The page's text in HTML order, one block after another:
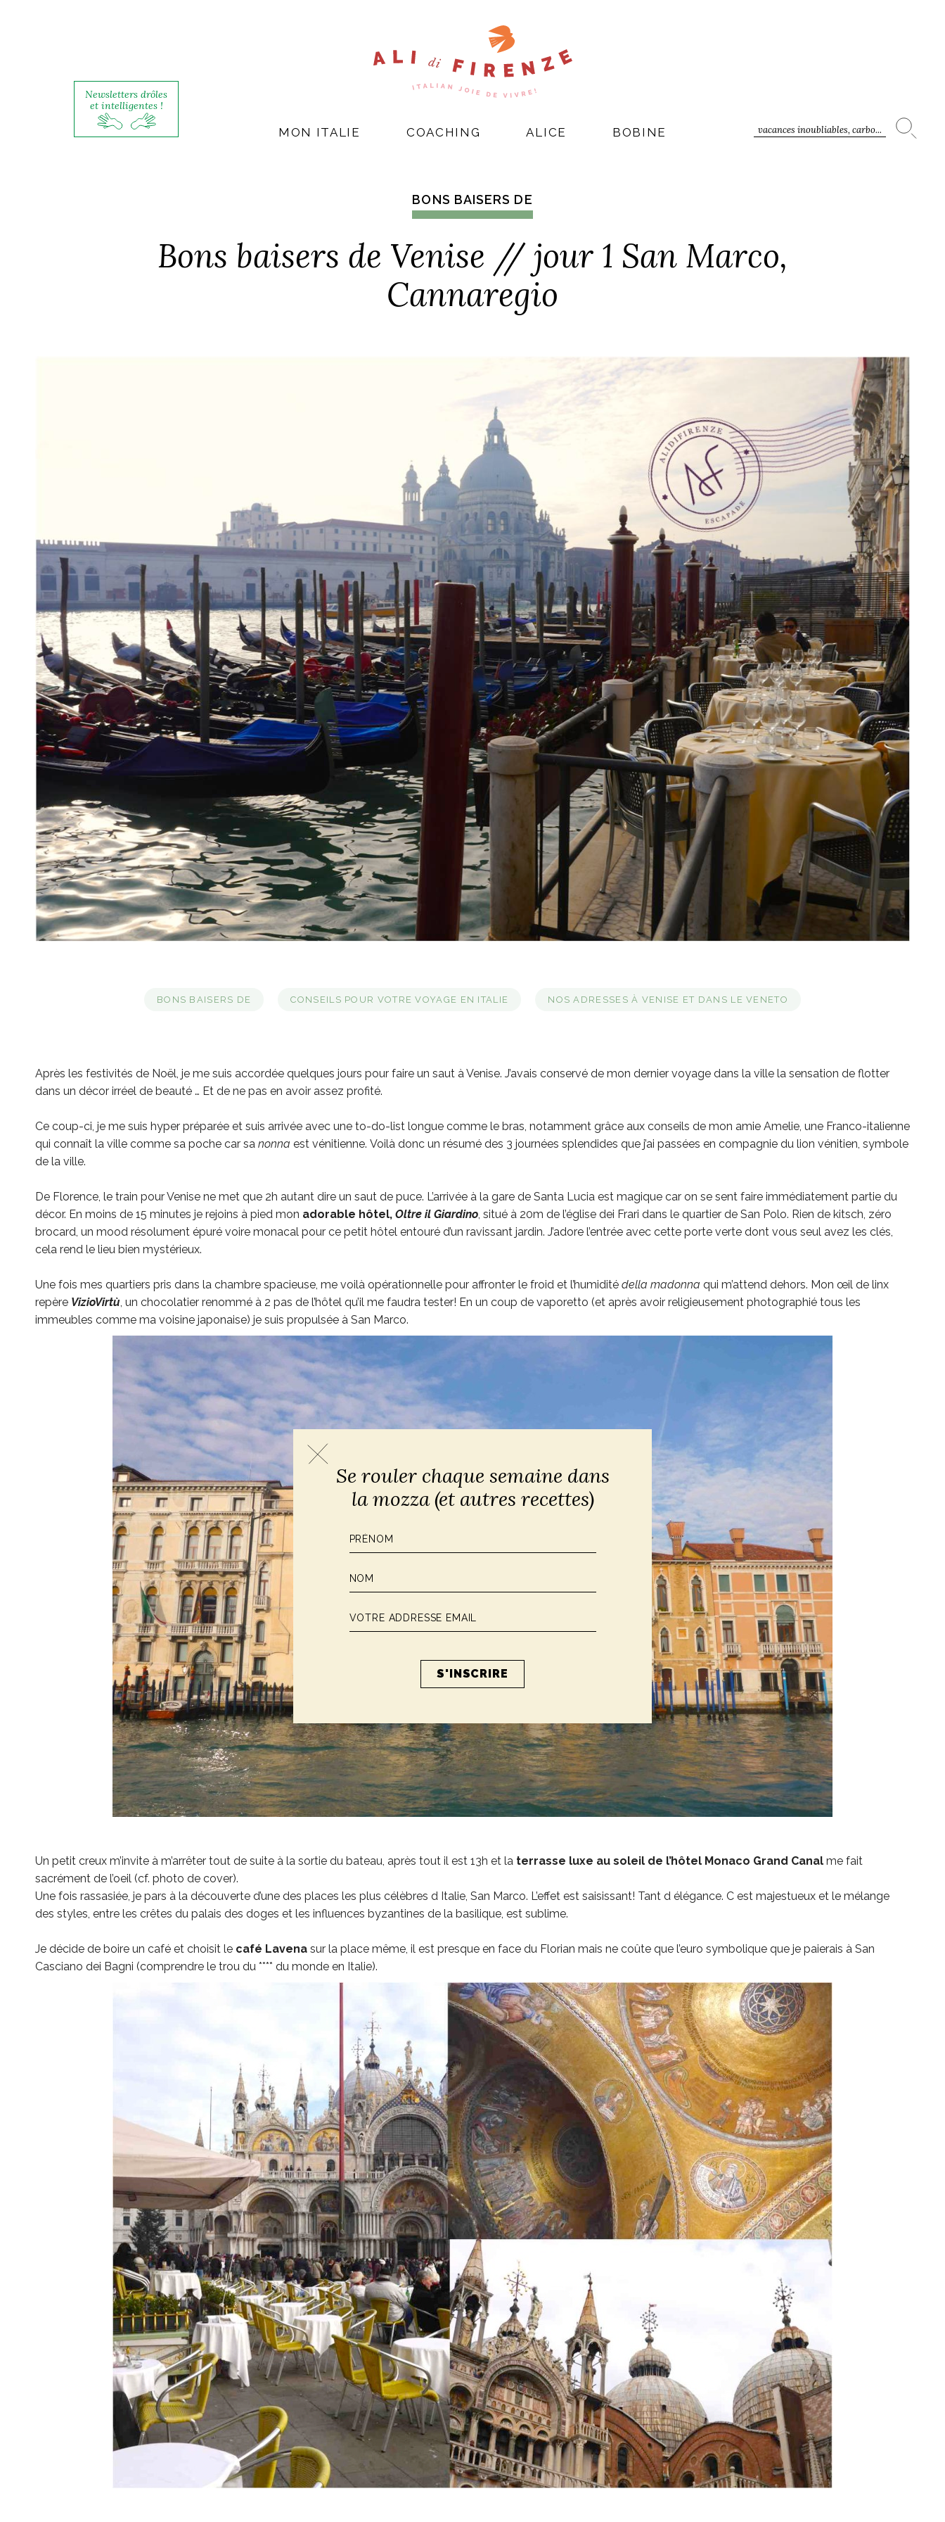
Newsletters drôles
et intelligentes !
vacances inoubliables, carbo...
MON ITALIE COACHING ALICE BOBINE
BONS BAISERS DE
Bons baisers de Venise // jour 1 San Marco,
Cannaregio
BONS BAISERS DE CONSEILS POUR VOTRE VOYAGE EN ITALIE NOS ADRESSES À VENISE ET DANS LE VENETO
Après les festivités de Noël, je me suis accordée quelques jours pour faire un saut à Venise. J’avais conservé de mon dernier voyage dans la ville la sensation de flotter
dans un décor irréel de beauté … Et de ne pas en avoir assez profité.
Ce coup-ci, je me suis hyper préparée et suis arrivée avec une to-do-list longue comme le bras, notamment grâce aux conseils de mon amie Amelie, une Franco-italienne
qui connaît la ville comme sa poche car sa nonna est vénitienne. Voilà donc un résumé des 3 journées splendides que j’ai passées en compagnie du lion vénitien, symbole
de la ville.
De Florence, le train pour Venise ne met que 2h autant dire un saut de puce. L’arrivée à la gare de Santa Lucia est magique car on se sent faire immédiatement partie du
décor. En moins de 15 minutes je rejoins à pied mon adorable hôtel, Oltre il Giardino, situé à 20m de l’église dei Frari dans le quartier de San Polo. Rien de kitsch, zéro
brocard, un mood résolument épuré voire monacal pour ce petit hôtel entouré d’un ravissant jardin. J’adore l’entrée avec cette porte verte dont vous seul avez les clés,
cela rend le lieu bien mystérieux.
Une fois mes quartiers pris dans la chambre spacieuse, me voilà opérationnelle pour affronter le froid et l’humidité della madonna qui m’attend dehors. Mon œil de linx
repère VizioVirtù, un chocolatier renommé à 2 pas de l’hôtel qu’il me faudra tester! En un coup de vaporetto (et après avoir religieusement photographié tous les
immeubles comme ma voisine japonaise) je suis propulsée à San Marco.
Un petit creux m’invite à m’arrêter tout de suite à la sortie du bateau, après tout il est 13h et la terrasse luxe au soleil de l’hôtel Monaco Grand Canal me fait
sacrément de l’oeil (cf. photo de cover).
Une fois rassasiée, je pars à la découverte d’une des places les plus célèbres d Italie, San Marco. L’effet est saisissant! Tant d élégance. C est majestueux et le mélange
des styles, entre les crêtes du palais des doges et les influences byzantines de la basilique, est sublime.
Je décide de boire un café et choisit le café Lavena sur la place même, il est presque en face du Florian mais ne coûte que l’euro symbolique que je paierais à San
Casciano dei Bagni (comprendre le trou du **** du monde en Italie).
Se rouler chaque semaine dans
la mozza (et autres recettes)